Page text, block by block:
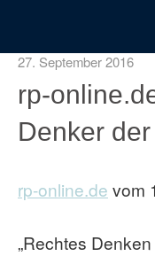
27. September 2016
rp-
Denker
rp-online.de vom
„Rechtes